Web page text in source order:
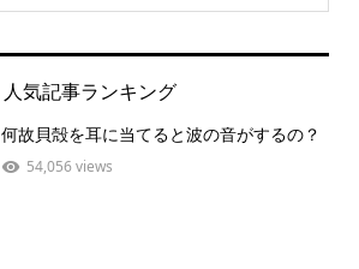
人気記事ランキング
何故貝殻を耳に当てると波の音がするの？
54,056 views